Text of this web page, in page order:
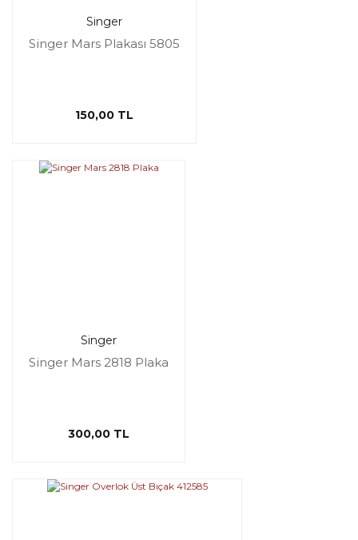
Singer
Singer Mars Plakası 5805
150,00 TL
Singer
Singer Mars 2818 Plaka
300,00 TL